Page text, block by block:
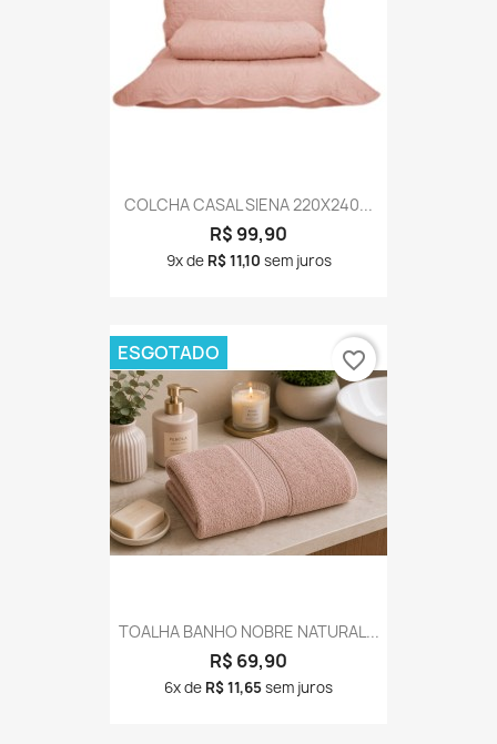
COLCHA CASAL SIENA 220X240...
R$ 99,90
9x de R$ 11,10 sem juros
TOALHA BANHO NOBRE NATURAL...
R$ 69,90
6x de R$ 11,65sem juros
ESGOTADO favorite_border